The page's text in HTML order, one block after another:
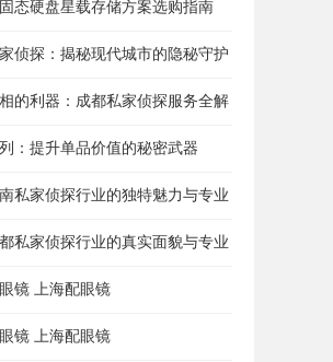
态硬盘星载存储方案选购指南
侦探：揭秘现代城市的隐秘守护
的利器：成都私家侦探服务全解
：提升单品价值的秘密武器
私家侦探行业的独特魅力与专业
私家侦探行业的真实面貌与专业
镜 上海配眼镜
镜 上海配眼镜